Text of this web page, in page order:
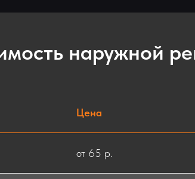
наружной
Цена
от 65 р.